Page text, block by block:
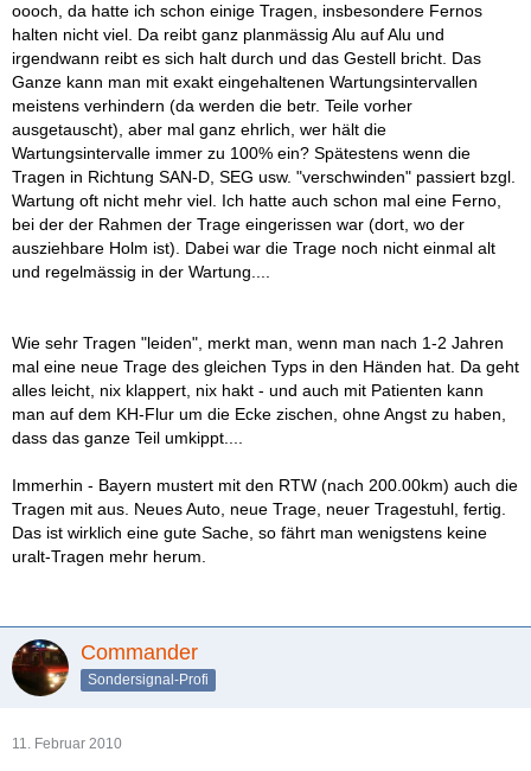
oooch, da hatte ich schon einige Tragen, insbesondere Fernos
halten nicht viel. Da reibt ganz planmässig Alu auf Alu und
irgendwann reibt es sich halt durch und das Gestell bricht. Das
Ganze kann man mit exakt eingehaltenen Wartungsintervallen
meistens verhindern (da werden die betr. Teile vorher
ausgetauscht), aber mal ganz ehrlich, wer hält die
Wartungsintervalle immer zu 100% ein? Spätestens wenn die
Tragen in Richtung SAN-D, SEG usw. "verschwinden" passiert bzgl.
Wartung oft nicht mehr viel. Ich hatte auch schon mal eine Ferno,
bei der der Rahmen der Trage eingerissen war (dort, wo der
ausziehbare Holm ist). Dabei war die Trage noch nicht einmal alt
und regelmässig in der Wartung....
Wie sehr Tragen "leiden", merkt man, wenn man nach 1-2 Jahren
mal eine neue Trage des gleichen Typs in den Händen hat. Da geht
alles leicht, nix klappert, nix hakt - und auch mit Patienten kann
man auf dem KH-Flur um die Ecke zischen, ohne Angst zu haben,
dass das ganze Teil umkippt....
Immerhin - Bayern mustert mit den RTW (nach 200.00km) auch die
Tragen mit aus. Neues Auto, neue Trage, neuer Tragestuhl, fertig.
Das ist wirklich eine gute Sache, so fährt man wenigstens keine
uralt-Tragen mehr herum.
Commander
Sondersignal-Profi
11. Februar 2010